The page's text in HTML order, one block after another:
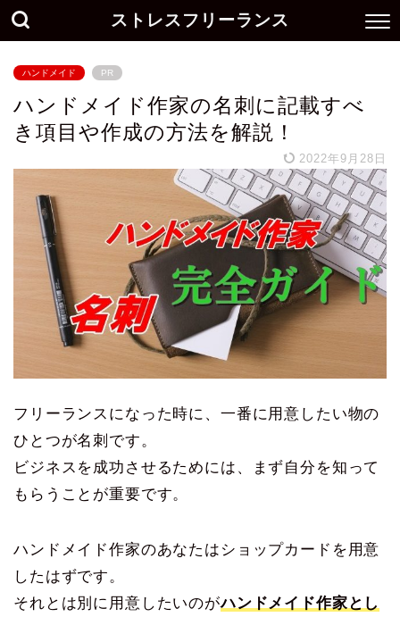
ストレスフリーランス
ハンドメイド PR
ハンドメイド作家の名刺に記載すべ
き項目や作成の方法を解説！
2022年9月28日
フリーランスになった時に、一番に用意したい物の
ひとつが名刺です。
ビジネスを成功させるためには、まず自分を知って
もらうことが重要です。
ハンドメイド作家のあなたはショップカードを用意
したはずです。
それとは別に用意したいのがハンドメイド作家とし